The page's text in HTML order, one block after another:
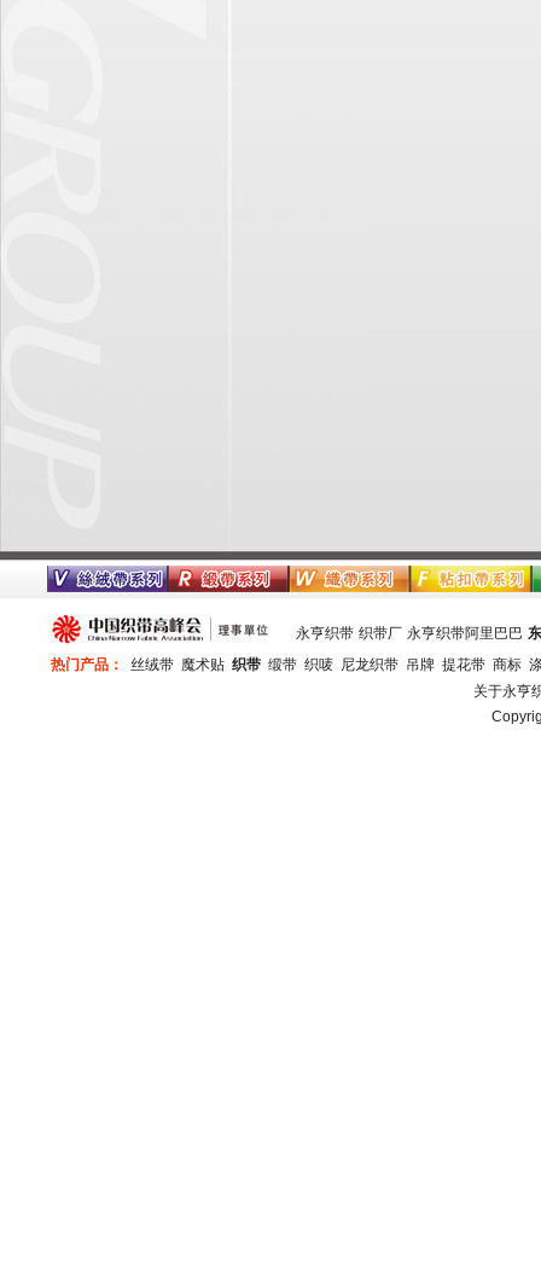
永亨织带 织带厂 永亨织带阿里巴巴
热门产品：
丝绒带 魔术贴 织带 缎带 织唛 尼龙织带 吊牌 提花带 商标
关于永亨